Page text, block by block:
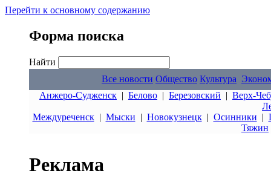
Перейти к основному содержанию
Форма поиска
Найти
Все новости Общество Культура
Анжеро-Судженск | Белово | Березовский | Верх-
Междуреченск| Мыски | Новокузнецк| Осинники |
Тяжин
Реклама